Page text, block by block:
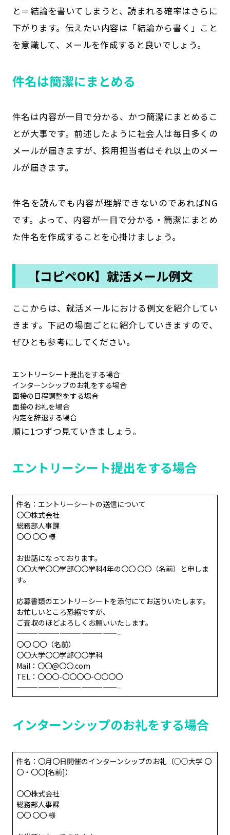
と＝結論を書いてしまうと、読まれる確率はさらに
下がります。伝えたい内容は「結論から書く」こと
を意識して、メールを作成すると良いでしょう。
件名は簡潔にまとめる
件名は内容が一目で分かる、かつ簡潔にまとめるこ
とが大事です。前述したように社会人は毎日多くの
メールが届きますが、採用担当者はそれ以上のメー
ルが届きます。
件名を読んでも内容が理解できないのであればNG
です。よって、内容が一目で分かる・簡潔にまとめ
た件名を作成することを心掛けましょう。
【コピペOK】就活メール例文
ここからは、就活メールにおける例文を紹介してい
きます。下記の場面ごとに紹介していきますので、
ぜひとも参考にしてください。
エントリーシート提出をする場合
インターンシップのお礼をする場合
面接の日程調整をする場合
面接のお礼を場合
内定を辞退する場合
順に1つずつ見ていきましょう。
エントリーシート提出をする場合
件名：エントリーシートの送信について
〇〇株式会社
総務部人事課
〇〇 〇〇 様
お世話になっております。
〇〇大学〇〇学部〇〇学科4年の〇〇 〇〇（名前）と申しま
す。
応募書類のエントリーシートを添付にてお送りいたします。
お忙しいところ恐縮ですが、
ご査収のほどよろしくお願いいたします。
——————————————–
〇〇 〇〇（名前）
〇〇大学〇〇学部〇〇学科
Mail：〇〇@〇〇.com
TEL：〇〇〇-〇〇〇〇-〇〇〇〇
——————————————–
インターンシップのお礼をする場合
件名：〇月〇日開催のインターンシップのお礼（○○大学 〇
〇・〇〇[名前]）
〇〇株式会社
総務部人事課
〇〇 〇〇 様